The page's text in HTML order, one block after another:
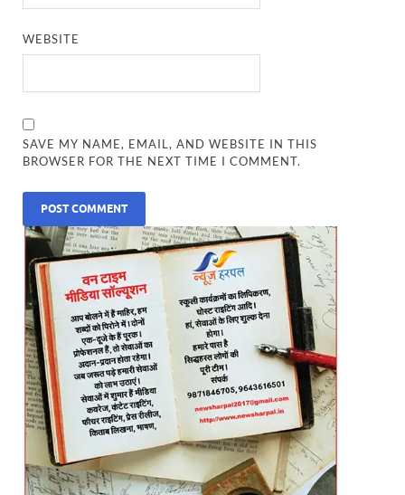
WEBSITE
SAVE MY NAME, EMAIL, AND WEBSITE IN THIS
BROWSER FOR THE NEXT TIME I COMMENT.